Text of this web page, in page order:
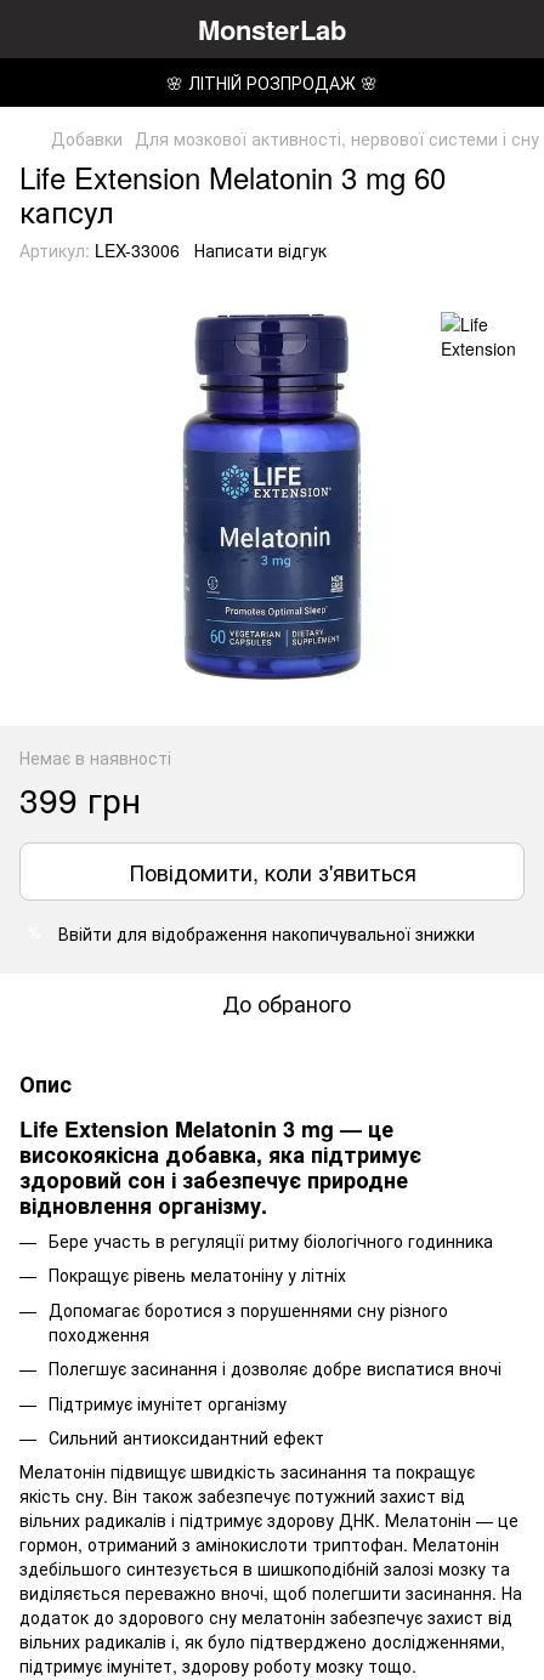
MonsterLab
🌸 ЛІТНІЙ РОЗПРОДАЖ 🌸
Добавки Для мозкової активності, нервової системи і сну
Life Extension Melatonin 3 mg 60
капсул
Артикул: LEX-33006 Написати відгук
Немає в наявності
399 грн
Повідомити, коли з'явиться
Ввійти для відображення накопичувальної знижки
До обраного
Опис
Life Extension Melatonin 3 mg — це
високоякісна добавка, яка підтримує
здоровий сон і забезпечує природне
відновлення організму.
Бере участь в регуляції ритму біологічного годинника
Покращує рівень мелатоніну у літніх
Допомагає боротися з порушеннями сну різного
походження
Полегшує засинання і дозволяє добре виспатися вночі
Підтримує імунітет організму
Сильний антиоксидантний ефект
Мелатонін підвищує швидкість засинання та покращує
якість сну. Він також забезпечує потужний захист від
вільних радикалів і підтримує здорову ДНК. Мелатонін — це
гормон, отриманий з амінокислоти триптофан. Мелатонін
здебільшого синтезується в шишкоподібній залозі мозку та
виділяється переважно вночі, щоб полегшити засинання. На
додаток до здорового сну мелатонін забезпечує захист від
вільних радикалів і, як було підтверджено дослідженнями,
підтримує імунітет, здорову роботу мозку тощо.